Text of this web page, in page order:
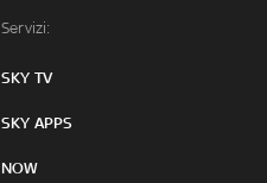
Servizi:
SKY TV
SKY APPS
NOW